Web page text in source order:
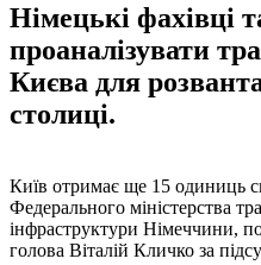
Німецькі фахівці
проаналізувати
Києва для
столиці.
Київ отримає ще 15 одиниць
Федерального міністерства
інфраструктури Німеччини,
голова Віталій Кличко за